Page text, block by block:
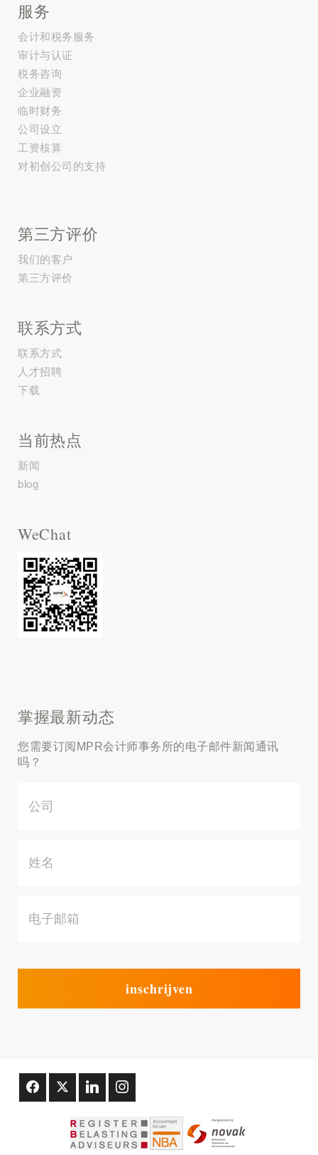
服务
会计和税务服务
审计与认证
税务咨询
企业融资
临时财务
公司设立
工资核算
对初创公司的支持
第三方评价
我们的客户
第三方评价
联系方式
联系方式
人才招聘
下载
当前热点
新闻
blog
WeChat
掌握最新动态
您需要订阅MPR会计师事务所的电子邮件新闻通讯
吗？
司
名
子
*